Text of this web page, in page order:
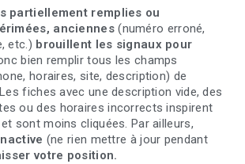
partiellement remplies ou
anciennes(numéro erroné,
etc.) brouillent les signaux pour
bien remplir tous les champs
horaires, site, description) de
fiches avec une description vide, des
ou des horaires incorrects inspirent
sont moins cliquées. Par ailleurs,
(ne rien mettre à jour pendant
votre position.